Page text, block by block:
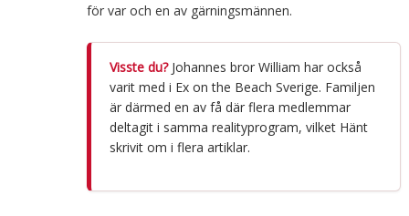
för var och en av gärningsmännen.
Visste du?Johannes bror William har också
varit med i Ex on the Beach Sverige. Familjen
är därmed en av få där flera medlemmar
deltagit i samma realityprogram, vilket Hänt
skrivit om i flera artiklar.